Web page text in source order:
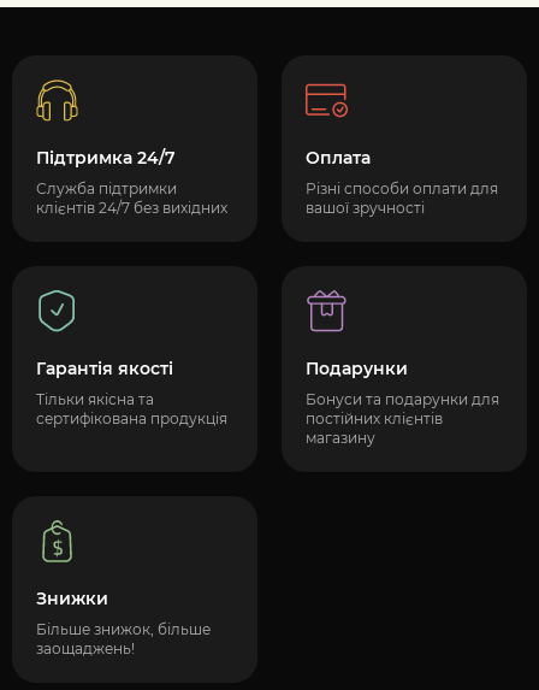
Підтримка 24/7
Служба підтримки
клієнтів 24/7 без вихідних
Оплата
Різні способи оплати для
вашої зручності
Гарантія якості
Тільки якісна та
сертифікована продукція
Подарунки
Бонуси та подарунки для
постійних клієнтів
магазину
Знижки
Більше знижок, більше
заощаджень!